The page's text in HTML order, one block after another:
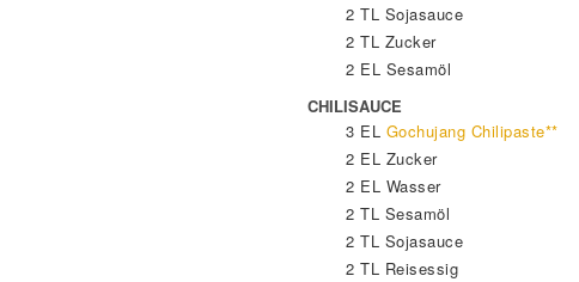
2 TL Sojasauce
2 TL Zucker
2 EL Sesamöl
CHILISAUCE
3 EL Gochujang Chilipaste**
2 EL Zucker
2 EL Wasser
2 TL Sesamöl
2 TL Sojasauce
2 TL Reisessig